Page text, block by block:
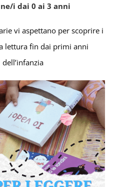
i dai 0 ai 3 anni
vi aspettano per scoprire i
lettura fin dai primi anni
dell’infanzia